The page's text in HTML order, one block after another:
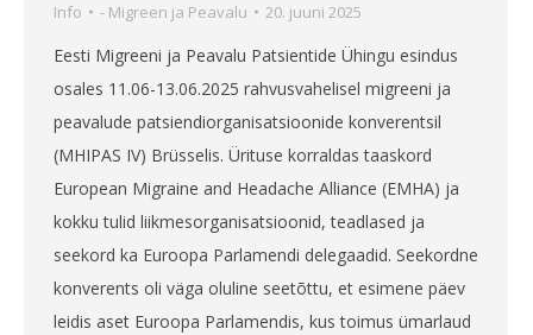
Info - Migreen ja Peavalu 20. juuni 2025
Eesti Migreeni ja Peavalu Patsientide Ühingu esindus
osales 11.06-13.06.2025 rahvusvahelisel migreeni ja
peavalude patsiendiorganisatsioonide konverentsil
(MHIPAS IV) Brüsselis. Ürituse korraldas taaskord
European Migraine and Headache Alliance (EMHA) ja
kokku tulid liikmesorganisatsioonid, teadlased ja
seekord ka Euroopa Parlamendi delegaadid. Seekordne
konverents oli väga oluline seetõttu, et esimene päev
leidis aset Euroopa Parlamendis, kus toimus ümarlaud